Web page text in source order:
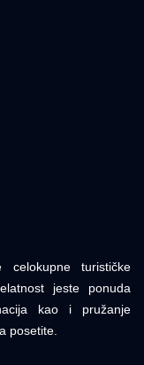
turističke
jeste ponuda
kao i pružanje
posetite.